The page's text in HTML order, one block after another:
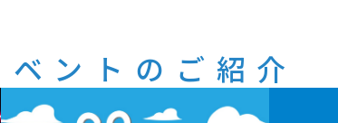
ベントのご紹介